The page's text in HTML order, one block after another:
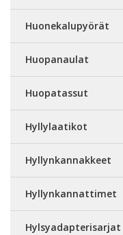
Huonekalupyörät
Huopanaulat
Huopatassut
Hyllylaatikot
Hyllynkannakkeet
Hyllynkannattimet
Hylsyadapterisarjat